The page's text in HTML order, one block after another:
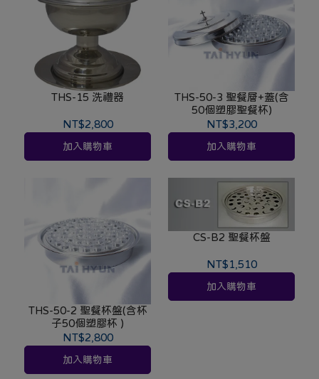
THS-15 洗禮器
NT$2,800
加入購物車
THS-50-3 聖餐層+蓋(含
50個塑膠聖餐杯)
NT$3,200
加入購物車
THS-50-2 聖餐杯盤(含杯
子50個塑膠杯 )
NT$2,800
加入購物車
CS-B2 聖餐杯盤
NT$1,510
加入購物車